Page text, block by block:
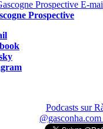
Prospective
Podcasts sur